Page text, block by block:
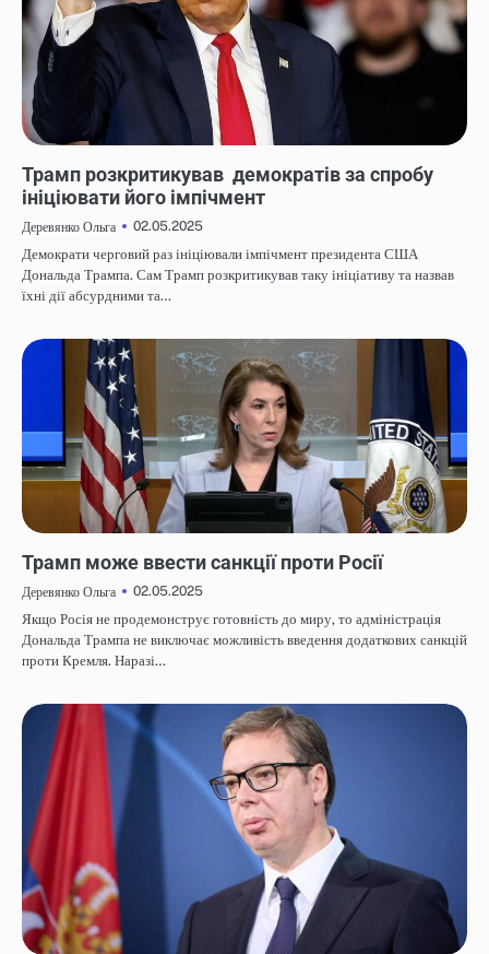
Трамп розкритикував демократів за спробу
ініціювати його імпічмент
Деревянко Ольга
02.05.2025
Демократи черговий раз ініціювали імпічмент президента США
Дональда Трампа. Сам Трамп розкритикував таку ініціативу та назвав
їхні дії абсурдними та…
Трамп може ввести санкції проти Росії
Деревянко Ольга
02.05.2025
Якщо Росія не продемонструє готовність до миру, то адміністрація
Дональда Трампа не виключає можливість введення додаткових санкцій
проти Кремля. Наразі…